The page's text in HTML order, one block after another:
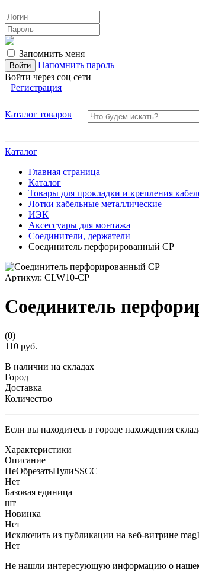
Запомнить меня
Напомнить пароль
Войти через соц сети
Регистрация
Каталог товаров
Каталог
Главная страница
Каталог
Товары для прокладки и крепления
Лотки кабельные металлические
ИЭК
Аксессуары для монтажа
Соединители, держатели
Соединитель перфорированный CP
Артикул: CLW10-CP
Соединитель
(0)
110 руб.
В наличии на складах
Город
Доставка
Количество
Если вы находитесь в городе нахождения
Характеристики
Описание
НеОбрезатьНулиSSCC
Нет
Базовая единица
шт
Новинка
Нет
Исключить из публикации на веб-витрине
Нет
Не нашли интересующую информацию о